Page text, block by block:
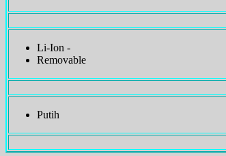
Li-Ion -
Removable
Putih